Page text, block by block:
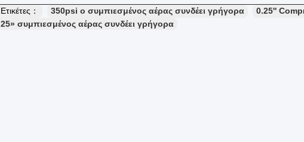
Ετικέτες： 350psi ο συμπιεσμένος αέρας συνδέει γρήγορα
0.25''
25» συμπιεσμένος αέρας συνδέει γρήγορα